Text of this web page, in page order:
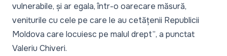
vulnerabile, și ar egala, într-o oarecare măsură,
veniturile cu cele pe care le au cetățenii Republicii
Moldova care locuiesc pe malul drept”, a punctat
Valeriu Chiveri.